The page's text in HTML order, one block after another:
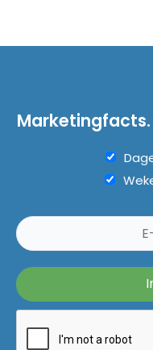
Marketingfacts.